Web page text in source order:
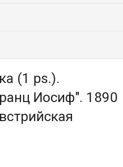
(1 ps.).
Иосиф". 1890